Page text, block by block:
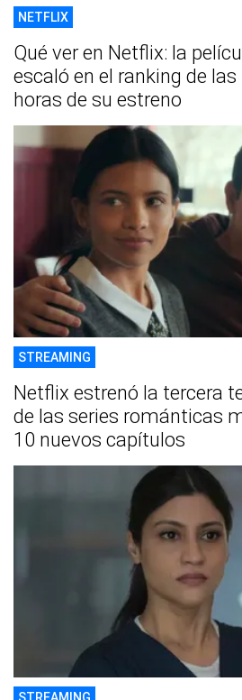
NETFLIX
Qué ver en Netflix: la
escaló en el ranking de
horas de su estreno
STREAMING
Netflix estrenó la tercera
de las series románticas
10 nuevos capítulos